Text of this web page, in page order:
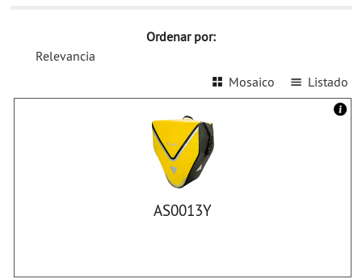
Ordenar por:
Relevancia
Listado
Mosaico
AS0013Y